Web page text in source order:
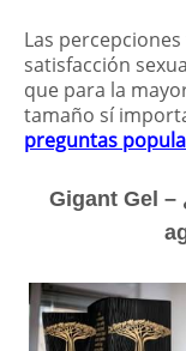
Las
satisfacción
que para la
tamaño sí
preguntas
Gigant Gel –